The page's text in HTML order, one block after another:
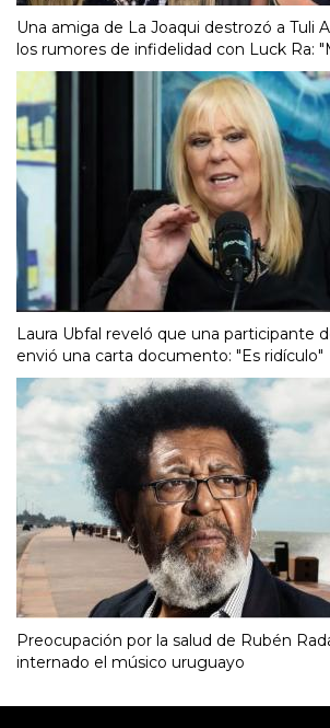
Una amiga de La Joaqui destrozó a Tuli
los rumores de infidelidad con Luck Ra:
Laura Ubfal reveló que una participante
envió una carta documento: "Es ridículo"
Preocupación por la salud de Rubén
internado el músico uruguayo